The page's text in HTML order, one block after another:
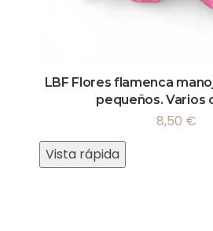
LBF Flores flamenca
pequeños. Varios
8,50 €
Vista rápida